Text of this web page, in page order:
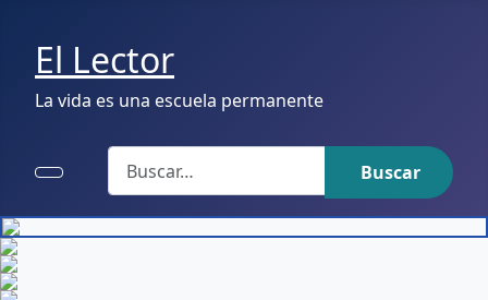
El Lector
La vida es una escuela permanente
Buscar
Buscar